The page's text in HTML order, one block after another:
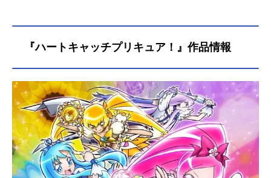
『ハートキャッチプリキュア！』作品情報